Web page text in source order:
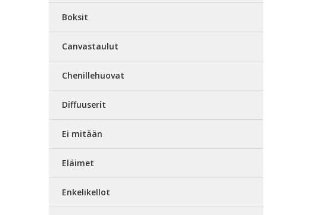
Boksit
Canvastaulut
Chenillehuovat
Diffuuserit
Ei mitään
Eläimet
Enkelikellot